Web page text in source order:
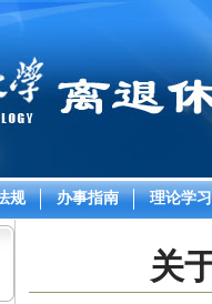
规 办事指南 理论学习
关